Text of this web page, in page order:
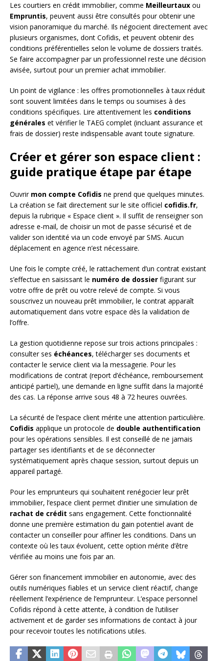
Les courtiers en crédit immobilier, comme Meilleurtaux ou
Empruntis, peuvent aussi être consultés pour obtenir une
vision panoramique du marché. Ils négocient directement avec
plusieurs organismes, dont Cofidis, et peuvent obtenir des
conditions préférentielles selon le volume de dossiers traités.
Se faire accompagner par un professionnel reste une décision
avisée, surtout pour un premier achat immobilier.
Un point de vigilance : les offres promotionnelles à taux réduit
sont souvent limitées dans le temps ou soumises à des
conditions spécifiques. Lire attentivement les conditions
générales et vérifier le TAEG complet (incluant assurance et
frais de dossier) reste indispensable avant toute signature.
Créer et gérer son espace client :
guide pratique étape par étape
Ouvrir mon compte Cofidis ne prend que quelques minutes.
La création se fait directement sur le site officiel cofidis.fr,
depuis la rubrique « Espace client ». Il suffit de renseigner son
adresse e-mail, de choisir un mot de passe sécurisé et de
valider son identité via un code envoyé par SMS. Aucun
déplacement en agence n’est nécessaire.
Une fois le compte créé, le rattachement d’un contrat existant
s’effectue en saisissant le numéro de dossier figurant sur
votre offre de prêt ou votre relevé de compte. Si vous
souscrivez un nouveau prêt immobilier, le contrat apparaît
automatiquement dans votre espace dès la validation de
l’offre.
La gestion quotidienne repose sur trois actions principales :
consulter ses échéances, télécharger ses documents et
contacter le service client via la messagerie. Pour les
modifications de contrat (report d’échéance, remboursement
anticipé partiel), une demande en ligne suffit dans la majorité
des cas. La réponse arrive sous 48 à 72 heures ouvrées.
La sécurité de l’espace client mérite une attention particulière.
Cofidis applique un protocole de double authentification
pour les opérations sensibles. Il est conseillé de ne jamais
partager ses identifiants et de se déconnecter
systématiquement après chaque session, surtout depuis un
appareil partagé.
Pour les emprunteurs qui souhaitent renégocier leur prêt
immobilier, l’espace client permet d’initier une simulation de
rachat de crédit sans engagement. Cette fonctionnalité
donne une première estimation du gain potentiel avant de
contacter un conseiller pour affiner les conditions. Dans un
contexte où les taux évoluent, cette option mérite d’être
vérifiée au moins une fois par an.
Gérer son financement immobilier en autonomie, avec des
outils numériques fiables et un service client réactif, change
réellement l’expérience de l’emprunteur. L’espace personnel
Cofidis répond à cette attente, à condition de l’utiliser
activement et de garder ses informations de contact à jour
pour recevoir toutes les notifications utiles.